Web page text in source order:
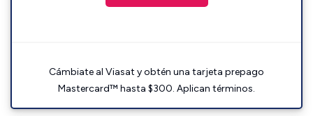
Cámbiate al Viasat y obtén una tarjeta prepago
Mastercard™ hasta $300. Aplican términos.